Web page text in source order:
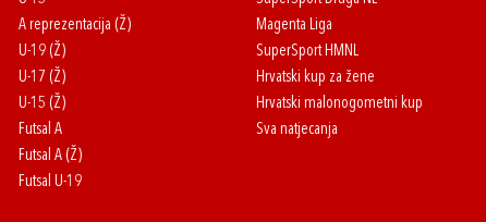
A reprezentacija (Ž)
U-19 (Ž)
U-17 (Ž)
U-15 (Ž)
Futsal A
Futsal A (Ž)
Futsal U-19
Magenta Liga
SuperSport HMNL
Hrvatski kup za žene
Hrvatski malonogometni kup
Sva natjecanja